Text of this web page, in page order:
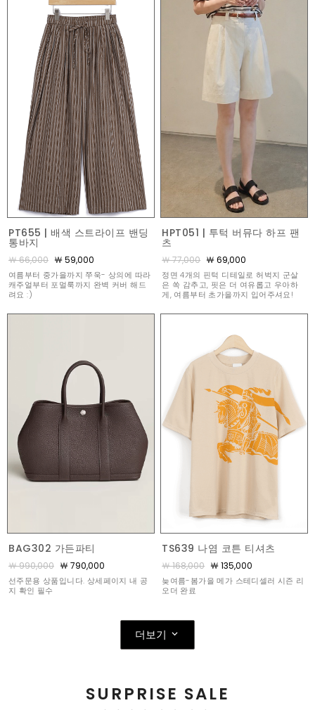
PT655 | 배색 스트라이프 밴딩
통바지
￦ 66,000 ￦ 59,000
여름부터 중가을까지 쭈욱- 상의에 따라
캐주얼부터 포멀룩까지 완벽 커버 해드
려요 :)
HPT051 | 투턱 버뮤다 하프 팬
츠
￦ 77,000 ￦ 69,000
정면 4개의 핀턱 디테일로 허벅지 군살
은 쏙 감추고, 핏은 더 여유롭고 우아하
게, 여름부터 초가을까지 입어주셔요!
BAG302 가든파티
￦ 990,000 ￦ 790,000
선주문용 상품입니다. 상세페이지 내 공
지 확인 필수
TS639 나염 코튼 티셔츠
￦ 168,000 ￦ 135,000
늦여름-봄가을 메가 스테디셀러 시즌 리
오더 완료
더보기
SURPRISE SALE